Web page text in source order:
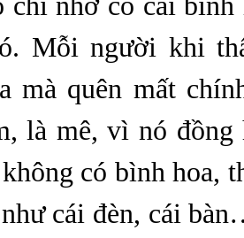
Mỗi người khi
mà quên mất
là mê, vì nó
có bình hoa,
cái đèn, cái